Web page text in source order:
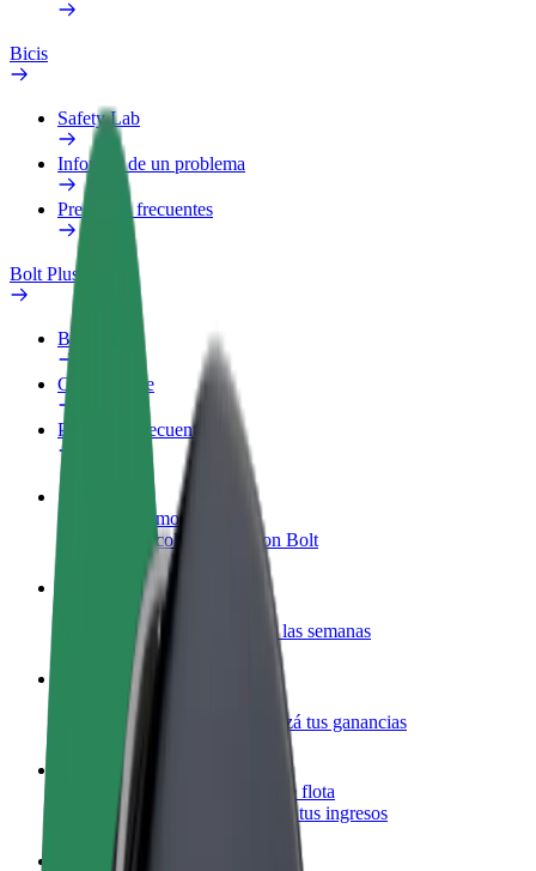
Bicis
Safety Lab
Informar de un problema
Preguntas frecuentes
Bolt Plus
Beneficios
Cómo unirse
Preguntas frecuentes
Colaborar como conductor
Gana dinero colaborando con Bolt
Colaborar como repartidor
Repartí comida y cobrá todas las semanas
Añadir un restaurante o tienda
Llegá a más clientes y maximizá tus ganancias
Registrarse como propietario de flota
Añadí tu flota a Bolt y potenciá tus ingresos